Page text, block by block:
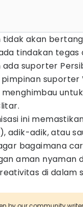
tidak akan
tindakan tegas
suporter
suporter
ini
adik-adik, atau
bagaimana
aman nyaman
di dalam